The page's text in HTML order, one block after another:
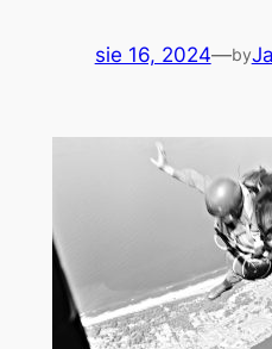
sie 16, 2024—by